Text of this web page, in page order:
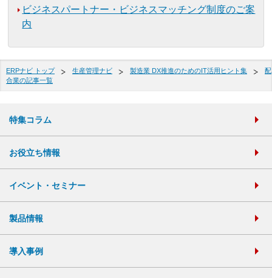
ビジネスパートナー・ビジネスマッチング制度のご案
内
ERPナビ トップ 生産管理ナビ 製造業 DX推進のためのIT活用ヒント集
配
合業の記事一覧
特集コラム
お役立ち情報
イベント・セミナー
製品情報
導入事例